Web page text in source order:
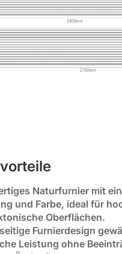
Naturfurnier mit
und Farbe, ideal für
Oberflächen.
Furnierdesign
Leistung ohne